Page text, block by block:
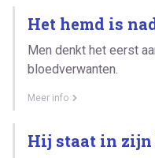
Het hemd is
Men denkt het eerst
bloedverwanten.
Meer info
Hij staat in zijn